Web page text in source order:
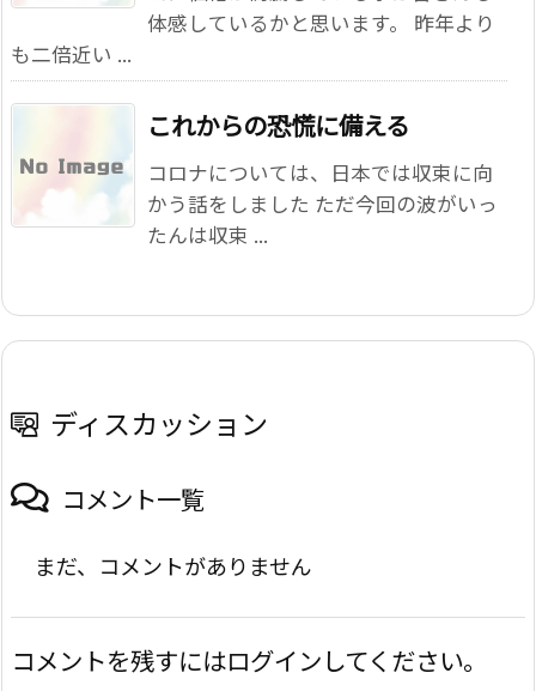
体感しているかと思います。 昨年より
も二倍近い ...
これからの恐慌に備える
コロナについては、日本では収束に向
かう話をしました ただ今回の波がいっ
たんは収束 ...
ディスカッション
コメント一覧
まだ、コメントがありません
コメントを残すにはログインしてください。